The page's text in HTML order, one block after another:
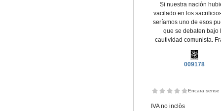
Si nuestra nación
vacilado en los
seríamos uno de esos
que se debaten bajo
cautividad comunista.
009178
Encara sense
IVA no inclòs